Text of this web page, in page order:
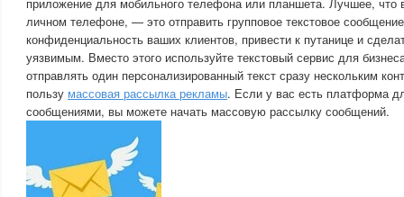
личном телефоне, — это отправить групповое текстовое
конфиденциальность ваших клиентов, привести к путанице и
уязвимым. Вместо этого используйте текстовый сервис для
отправлять один персонализированный текст сразу нескольким
пользу массовая рассылка рекламы. Если у вас есть платформа
сообщениями, вы можете начать массовую рассылку сообщений.